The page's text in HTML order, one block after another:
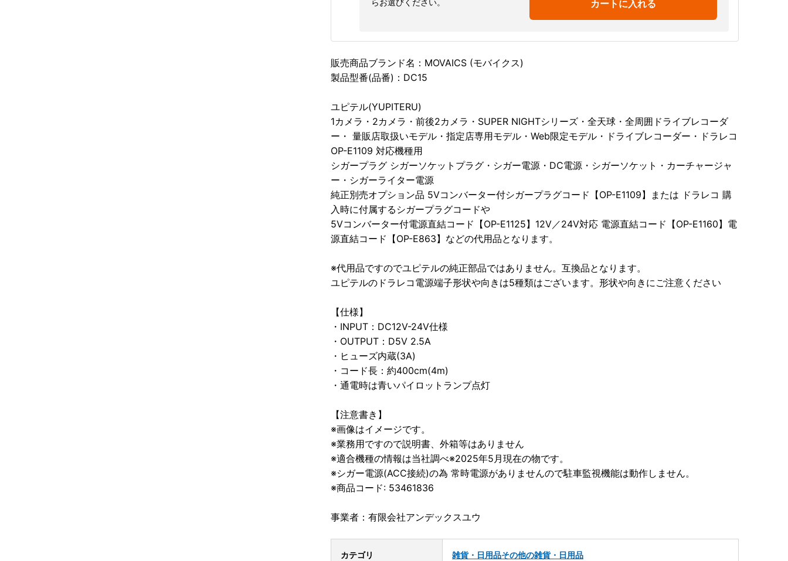
らお選びください。
カートに入れる
販売商品ブランド名：MOVAICS (モバイクス)
製品型番(品番)：DC15
ユピテル(YUPITERU)
1カメラ・2カメラ・前後2カメラ・SUPER NIGHTシリーズ・全天球・全周囲ドライブレコーダ
ー・ 量販店取扱いモデル・指定店専用モデル・Web限定モデル・ドライブレコーダー・ドラレコ
OP-E1109 対応機種用
シガープラグ シガーソケットプラグ・シガー電源・DC電源・シガーソケット・カーチャージャ
ー・シガーライター電源
純正別売オプション品 5Vコンバーター付シガープラグコード【OP-E1109】または ドラレコ 購
入時に付属するシガープラグコードや
5Vコンバーター付電源直結コード【OP-E1125】12V／24V対応 電源直結コード【OP-E1160】電
源直結コード【OP-E863】などの代用品となります。
※代用品ですのでユピテルの純正部品ではありません。互換品となります。
ユピテルのドラレコ電源端子形状や向きは5種類はございます。形状や向きにご注意ください
【仕様】
・INPUT：DC12V-24V仕様
・OUTPUT：D5V 2.5A
・ヒューズ内蔵(3A)
・コード長：約400cm(4m)
・通電時は青いパイロットランプ点灯
【注意書き】
※画像はイメージです。
※業務用ですので説明書、外箱等はありません
※適合機種の情報は当社調べ※2025年5月現在の物です。
※シガー電源(ACC接続)の為 常時電源がありませんので駐車監視機能は動作しません。
※商品コード: 53461836
事業者：有限会社アンデックスユウ
カテゴリ 雑貨・日用品その他の雑貨・日用品